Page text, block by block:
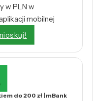
w PLN w
mobilnej
do 200 zł | mBank